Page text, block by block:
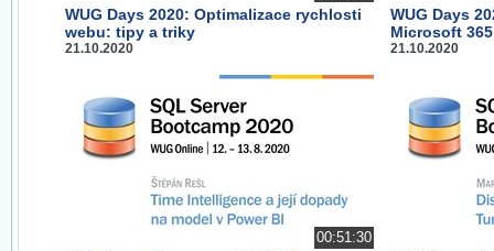
WUG Days 2020: Optimalizace rychlosti
webu: tipy a triky
21.10.2020
WUG Days
Microsoft 365
21.10.2020
00:51:30